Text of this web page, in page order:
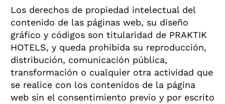
Los derechos de propiedad intelectual del
contenido de las páginas web, su diseño
gráfico y códigos son titularidad de PRAKTIK
HOTELS, y queda prohibida su reproducción,
distribución, comunicación pública,
transformación o cualquier otra actividad que
se realice con los contenidos de la página
web sin el consentimiento previo y por escrito